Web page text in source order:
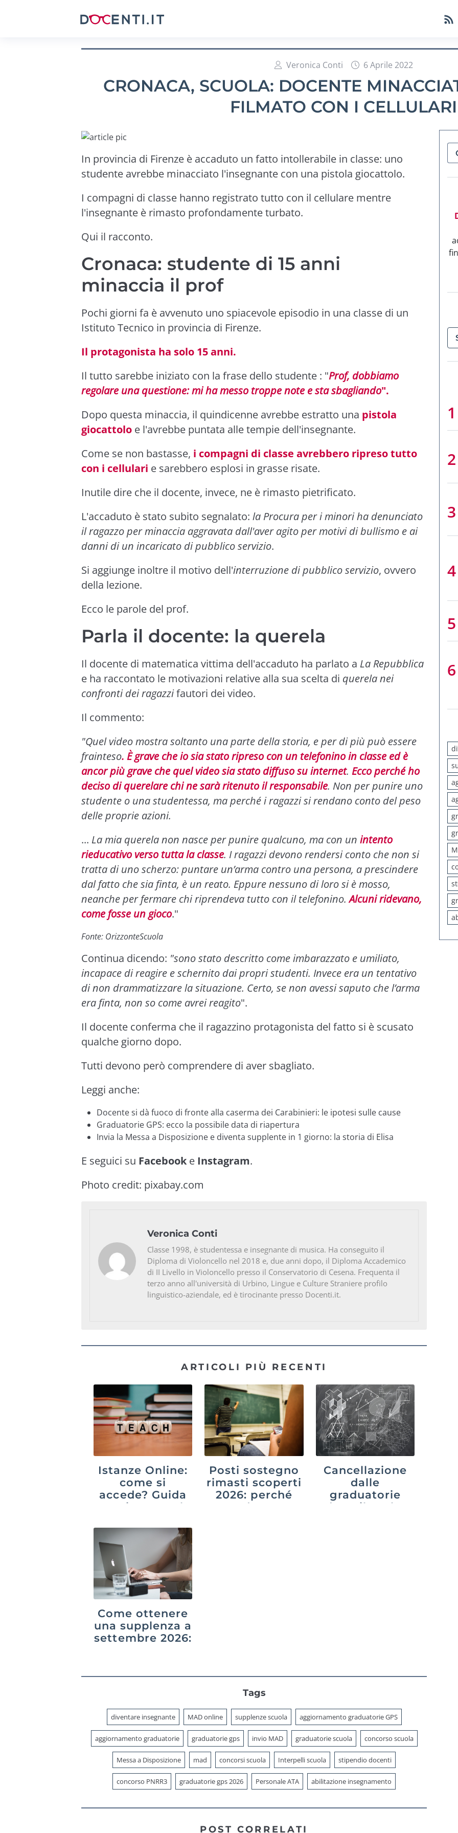
Veronica Conti 6 Aprile 2022
CRONACA, SCUOLA: DOCENTE
FILMATO CON I CELLULARI
In provincia di Firenze è accaduto un fatto intollerabile in classe: uno
studente avrebbe minacciato l'insegnante con una pistola giocattolo.
I compagni di classe hanno registrato tutto con il cellulare mentre
l'insegnante è rimasto profondamente turbato.
Qui il racconto.
Cronaca: studente di 15 anni
minaccia il prof
Pochi giorni fa è avvenuto uno spiacevole episodio in una classe di un
Istituto Tecnico in provincia di Firenze.
Il protagonista ha solo 15 anni.
Il tutto sarebbe iniziato con la frase dello studente : "Prof, dobbiamo
regolare una questione: mi ha messo troppe note e sta sbagliando".
Dopo questa minaccia, il quindicenne avrebbe estratto una pistola
giocattolo e l'avrebbe puntata alle tempie dell'insegnante.
Come se non bastasse, i compagni di classe avrebbero ripreso tutto
con i cellulari e sarebbero esplosi in grasse risate.
Inutile dire che il docente, invece, ne è rimasto pietrificato.
L'accaduto è stato subito segnalato: la Procura per i minori ha denunciato
il ragazzo per minaccia aggravata dall'aver agito per motivi di bullismo e ai
danni di un incaricato di pubblico servizio.
Si aggiunge inoltre il motivo dell'interruzione di pubblico servizio, ovvero
della lezione.
Ecco le parole del prof.
Parla il docente: la querela
Il docente di matematica vittima dell'accaduto ha parlato a La Repubblica
e ha raccontato le motivazioni relative alla sua scelta di querela nei
confronti dei ragazzifautori dei video.
Il commento:
"Quel video mostra soltanto una parte della storia, e per di più può essere
frainteso. È grave che io sia stato ripreso con un telefonino in classe ed è
ancor più grave che quel video sia stato diffuso su internet. Ecco perché ho
deciso di querelare chi ne sarà ritenuto il responsabile. Non per punire uno
studente o una studentessa, ma perché i ragazzi si rendano conto del peso
delle proprie azioni.
... La mia querela non nasce per punire qualcuno, ma con un intento
rieducativo verso tutta la classe. I ragazzi devono rendersi conto che non si
tratta di uno scherzo: puntare un’arma contro una persona, a prescindere
dal fatto che sia finta, è un reato. Eppure nessuno di loro si è mosso,
neanche per fermare chi riprendeva tutto con il telefonino.Alcuni ridevano,
come fosse un gioco."
Fonte: OrizzonteScuola
Continua dicendo: "sono stato descritto come imbarazzato e umiliato,
incapace di reagire e schernito dai propri studenti. Invece era un tentativo
di non drammatizzare la situazione. Certo, se non avessi saputo che l’arma
era finta, non so come avrei reagito".
Il docente conferma che il ragazzino protagonista del fatto si è scusato
qualche giorno dopo.
Tutti devono però comprendere di aver sbagliato.
Leggi anche:
Docente si dà fuoco di fronte alla caserma dei Carabinieri: le ipotesi sulle cause
Graduatorie GPS: ecco la possibile data di riapertura
Invia la Messa a Disposizione e diventa supplente in 1 giorno: la storia di Elisa
E seguici su Facebook e Instagram.
Photo credit: pixabay.com
Veronica Conti
Classe 1998, è studentessa e insegnante di musica. Ha conseguito il
Diploma di Violoncello nel 2018 e, due anni dopo, il Diploma Accademico
di II Livello in Violoncello presso il Conservatorio di Cesena. Frequenta il
terzo anno all'università di Urbino, Lingue e Culture Straniere profilo
linguistico-aziendale, ed è tirocinante presso Docenti.it.
ARTICOLI PIÙ RECENTI
Istanze Online:
come si
accede? Guida
aggiornata al
Posti sostegno
rimasti scoperti
2026: perché
succede e cosa
Cancellazione
dalle
graduatorie
dopo il ruolo:
Come ottenere
una supplenza a
settembre 2026:
istituto e
Tags
diventare insegnante MAD online supplenze scuola aggiornamento graduatorie GPS
aggiornamento graduatorie graduatorie gps invio MAD graduatorie scuola concorso scuola
Messa a Disposizione mad concorsi scuola Interpelli scuola stipendio docenti
concorso PNRR3 graduatorie gps 2026 Personale ATA abilitazione insegnamento
POST CORRELATI